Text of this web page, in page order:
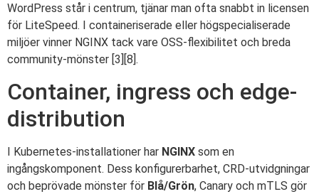
WordPress står i centrum, tjänar man ofta snabbt in licensen
för LiteSpeed. I containeriserade eller högspecialiserade
miljöer vinner NGINX tack vare OSS-flexibilitet och breda
community-mönster [3][8].
Container, ingress och edge-
distribution
I Kubernetes-installationer har NGINX som en
ingångskomponent. Dess konfigurerbarhet, CRD-utvidgningar
och beprövade mönster för Blå/Grön, Canary och mTLS gör